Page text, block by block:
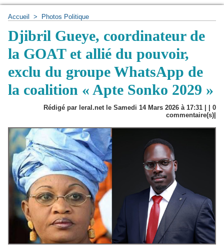
Accueil > Photos Politique
Djibril Gueye, coordinateur de
la GOAT et allié du pouvoir,
exclu du groupe WhatsApp de
la coalition « Apte Sonko 2029 »
Rédigé par leral.net le Samedi 14 Mars 2026 à 17:31 | | 0
commentaire(s)|